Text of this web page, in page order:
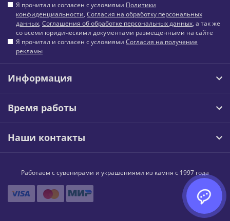
Я прочитал и согласен с условиями Политики
конфиденциальности, Согласия на обработку персональных
данных, Соглашения об обработке персональных данных, а так же
со всеми юридическими документами размещенными на сайте
Я прочитал и согласен с условиями Согласия на получение
рекламы
Информация
Время работы
Наши контакты
Работаем с сувенирами и украшениями из камня с 1997 года